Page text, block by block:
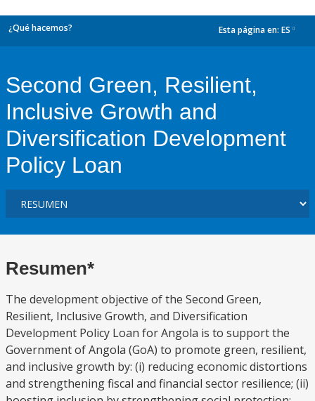
¿Qué hacemos? Esta página en: ES
Second Green, Resilient,
Inclusive Growth and
Diversification Development
Policy Loan
Resumen*
The development objective of the Second Green,
Resilient, Inclusive Growth, and Diversification
Development Policy Loan for Angola is to support the
Government of Angola (GoA) to promote green, resilient,
and inclusive growth by: (i) reducing economic distortions
and strengthening fiscal and financial sector resilience; (ii)